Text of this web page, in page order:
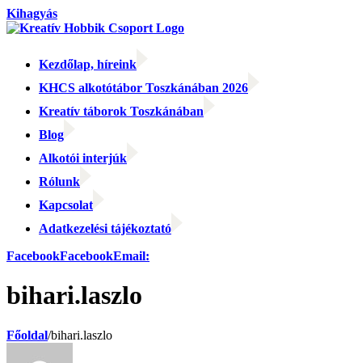
Kihagyás
Kezdőlap, híreink
KHCS alkotótábor Toszkánában 2026
Kreatív táborok Toszkánában
Blog
Alkotói interjúk
Rólunk
Kapcsolat
Adatkezelési tájékoztató
FacebookFacebookEmail:
bihari.laszlo
Főoldal/bihari.laszlo